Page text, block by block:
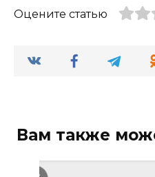
Оцените статью
Вам также